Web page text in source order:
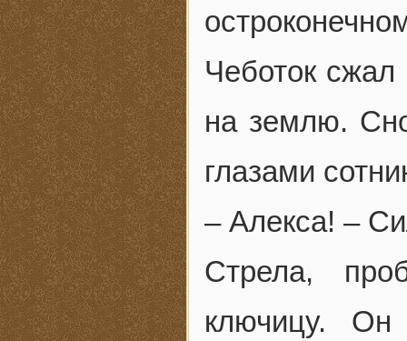
Чеботок
на землю.
глазами
– Алекса! –
Стрела,
ключицу.